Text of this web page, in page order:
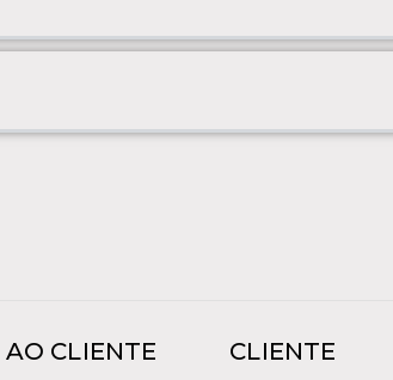
CLIENTE CLIENTE